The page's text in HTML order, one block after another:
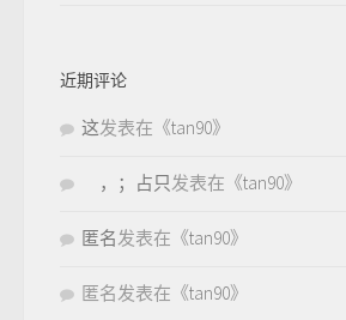
近期评论
这发表在《tan90》
，；占只发表在《tan90》
匿名发表在《tan90》
匿名发表在《tan90》